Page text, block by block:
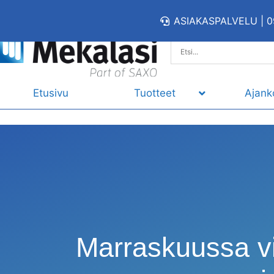
ASIAKASPALVELU |
Etusivu Tuotteet
Marraskuussa